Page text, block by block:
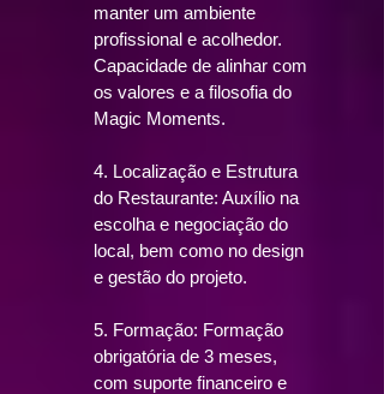
manter um ambiente
profissional e acolhedor.
Capacidade de alinhar com
os valores e a filosofia do
Magic Moments.
4. Localização e Estrutura
do Restaurante: Auxílio na
escolha e negociação do
local, bem como no design
e gestão do projeto.
5. Formação: Formação
obrigatória de 3 meses,
com suporte financeiro e